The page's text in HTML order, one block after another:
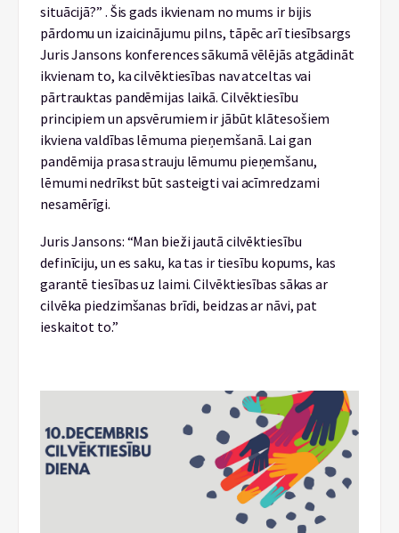
situācijā?” . Šis gads ikvienam no mums ir bijis
pārdomu un izaicinājumu pilns, tāpēc arī tiesībsargs
Juris Jansons konferences sākumā vēlējās atgādināt
ikvienam to, ka cilvēktiesības nav atceltas vai
pārtrauktas pandēmijas laikā. Cilvēktiesību
principiem un apsvērumiem ir jābūt klātesošiem
ikviena valdības lēmuma pieņemšanā. Lai gan
pandēmija prasa strauju lēmumu pieņemšanu,
lēmumi nedrīkst būt sasteigti vai acīmredzami
nesamērīgi.
Juris Jansons: “Man bieži jautā cilvēktiesību
definīciju, un es saku, ka tas ir tiesību kopums, kas
garantē tiesības uz laimi. Cilvēktiesības sākas ar
cilvēka piedzimšanas brīdi, beidzas ar nāvi, pat
ieskaitot to.”